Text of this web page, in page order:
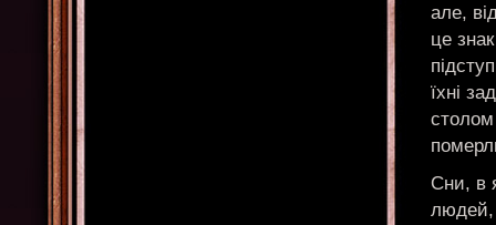
але,
це
їхні
столом
Сни, в
людей,